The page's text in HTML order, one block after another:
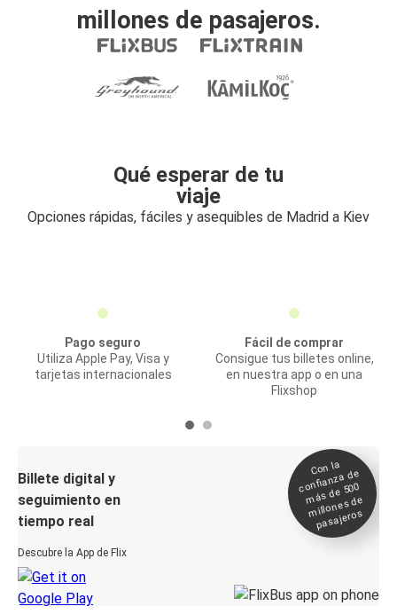
millones de pasajeros.
Qué esperar de tu
viaje
Opciones rápidas, fáciles y asequibles de Madrid a Kiev
Pago seguro
Utiliza Apple Pay, Visa y
tarjetas internacionales
Fácil de comprar
Consigue tus billetes online,
en nuestra app o en una
Flixshop
Billete digital y
seguimiento en
tiempo real
Descubre la App de Flix
Con la
confianza de
más de 500
millones de
pasajeros